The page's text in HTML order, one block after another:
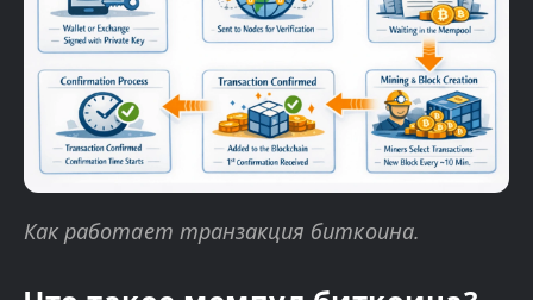
Как работает транзакция биткоина.